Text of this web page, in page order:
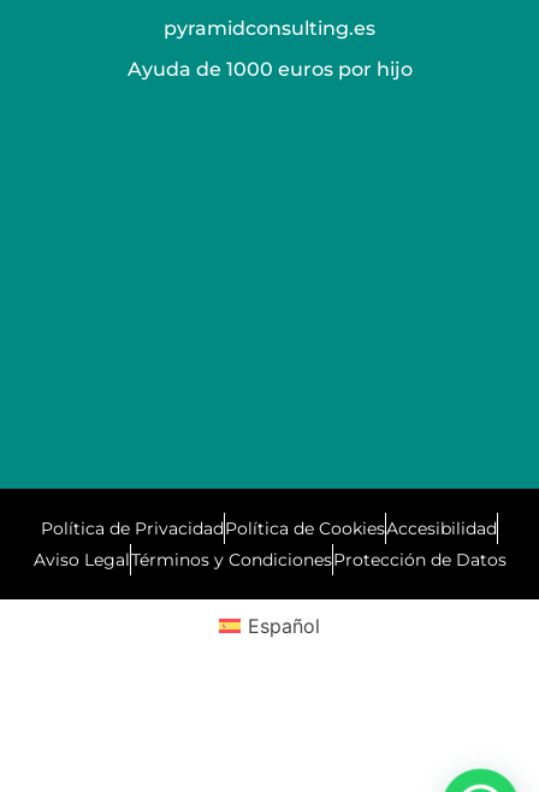
pyramidconsulting.es
Ayuda de 1000 euros por hijo
Política de PrivacidadPolítica de CookiesAccesibilidad
Aviso LegalTérminos y CondicionesProtección de Datos
Español